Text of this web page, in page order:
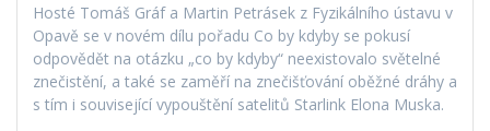
Hosté Tomáš Gráf a Martin Petrásek z Fyzikálního ústavu v
Opavě se v novém dílu pořadu Co by kdyby se pokusí
odpovědět na otázku „co by kdyby“ neexistovalo světelné
znečistění, a také se zaměří na znečišťování oběžné dráhy a
s tím i související vypouštění satelitů Starlink Elona Muska.